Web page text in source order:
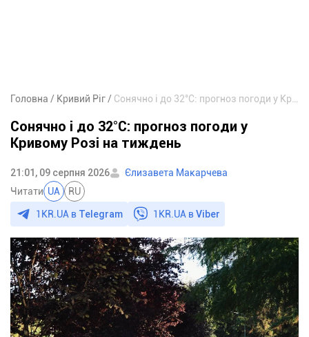
Головна Кривий Ріг
Сонячно і до 32°С: прогноз погоди у
Кривому Розі на тиждень
21:01, 09 серпня 2026
Єлизавета Макарчева
Читати UA RU
1KR.UA в Telegram 1KR.UA вViber